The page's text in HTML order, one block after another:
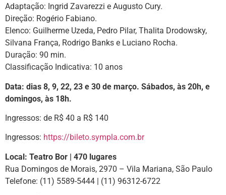
Adaptação: Ingrid Zavarezzi e Augusto Cury.
Direção: Rogério Fabiano.
Elenco: Guilherme Uzeda, Pedro Pilar, Thalita Drodowsky,
Silvana França, Rodrigo Banks e Luciano Rocha.
Duração: 90 min.
Classificação Indicativa: 10 anos
Data: dias 8, 9, 22, 23 e 30 de março. Sábados, às 20h, e
domingos, às 18h.
Ingressos: de R$ 40 a R$ 140
Ingressos: https://bileto.sympla.com.br
Local: Teatro Bor | 470 lugares
Rua Domingos de Morais, 2970 – Vila Mariana, São Paulo
Telefone: (11) 5589-5444 | (11) 96312-6722